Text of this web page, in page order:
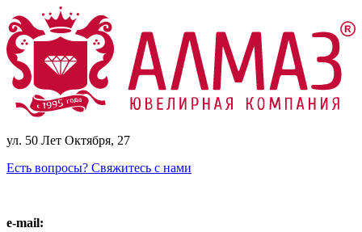
ул. 50 Лет Октября, 27
Есть вопросы? Свяжитесь с нами
e-mail: